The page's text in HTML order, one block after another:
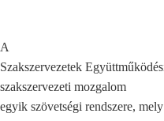
A
Szakszervezetek
szakszervezeti mozgalom
egyik szövetségi rendszere,